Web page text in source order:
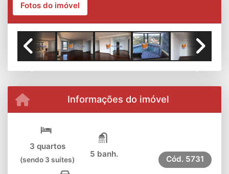
Fotos do imóvel
Informações do imóvel
3 quartos
(sendo 3 suítes)
5 banh.
Cód. 5731